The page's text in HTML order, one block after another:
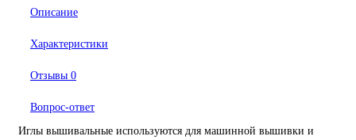
Описание
Характеристики
Отзывы 0
Вопрос-ответ
Иглы вышивальные используются для машинной вышивки и